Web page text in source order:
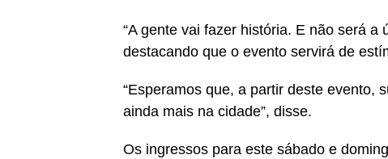
“A gente vai fazer história. E não será
destacando que o evento servirá de
“Esperamos que, a partir deste evento,
ainda mais na cidade”, disse.
Os ingressos para este sábado e